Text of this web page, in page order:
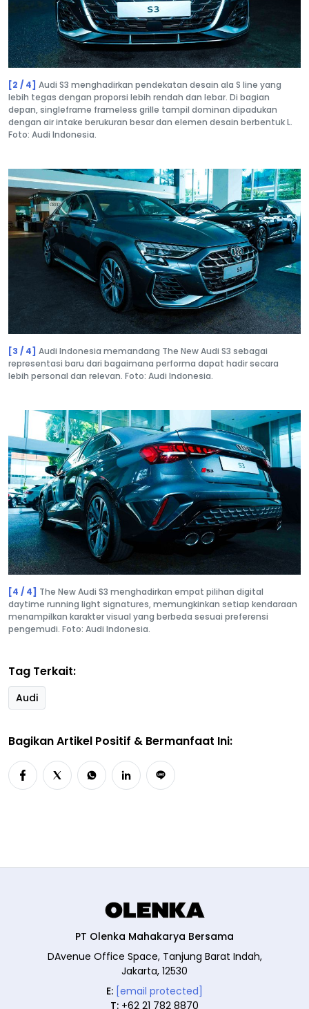
[2 / 4] Audi S3 menghadirkan pendekatan desain ala S line yang
lebih tegas dengan proporsi lebih rendah dan lebar. Di bagian
depan, singleframe frameless grille tampil dominan dipadukan
dengan air intake berukuran besar dan elemen desain berbentuk L.
Foto: Audi Indonesia.
[3 / 4] Audi Indonesia memandang The New Audi S3 sebagai
representasi baru dari bagaimana performa dapat hadir secara
lebih personal dan relevan. Foto: Audi Indonesia.
[4 / 4] The New Audi S3 menghadirkan empat pilihan digital
daytime running light signatures, memungkinkan setiap kendaraan
menampilkan karakter visual yang berbeda sesuai preferensi
pengemudi. Foto: Audi Indonesia.
Tag Terkait:
Audi
Bagikan Artikel Positif & Bermanfaat Ini:
PT Olenka Mahakarya Bersama
DAvenue Office Space, Tanjung Barat Indah,
Jakarta, 12530
E: [email protected]
T: +62 21 782 8870